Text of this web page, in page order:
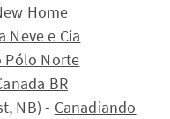
Home
Neve e Cia
Pólo Norte
BR
NB) - Canadiando